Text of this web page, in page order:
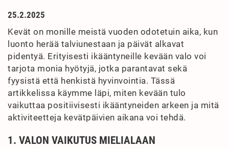
25.2.2025
Kevät on monille meistä vuoden odotetuin aika, kun
luonto herää talviunestaan ja päivät alkavat
pidentyä. Erityisesti ikääntyneille kevään valo voi
tarjota monia hyötyjä, jotka parantavat sekä
fyysistä että henkistä hyvinvointia. Tässä
artikkelissa käymme läpi, miten kevään tulo
vaikuttaa positiivisesti ikääntyneiden arkeen ja mitä
aktiviteetteja kevätpäivien aikana voi tehdä.
1. VALON VAIKUTUS MIELIALAAN